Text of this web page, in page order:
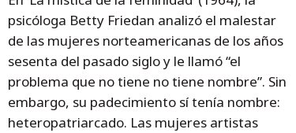
psicóloga Betty Friedan analizó el malestar
de las mujeres norteamericanas de los años
sesenta del pasado siglo y le llamó “el
problema que no tiene no tiene nombre”. Sin
embargo, su padecimiento sí tenía nombre:
heteropatriarcado. Las mujeres artistas